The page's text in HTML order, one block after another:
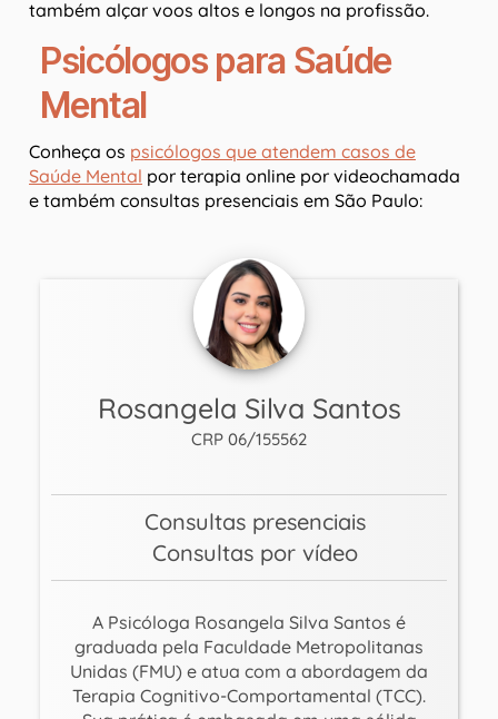
também alçar voos altos e longos na profissão.
Psicólogos para Saúde
Mental
Conheça os psicólogos que atendem casos de
Saúde Mental por terapia online por videochamada
e também consultas presenciais em São Paulo:
Rosangela Silva Santos
CRP 06/155562
Consultas presenciais
Consultas por vídeo
A Psicóloga Rosangela Silva Santos é
graduada pela Faculdade Metropolitanas
Unidas (FMU) e atua com a abordagem da
Terapia Cognitivo-Comportamental (TCC).